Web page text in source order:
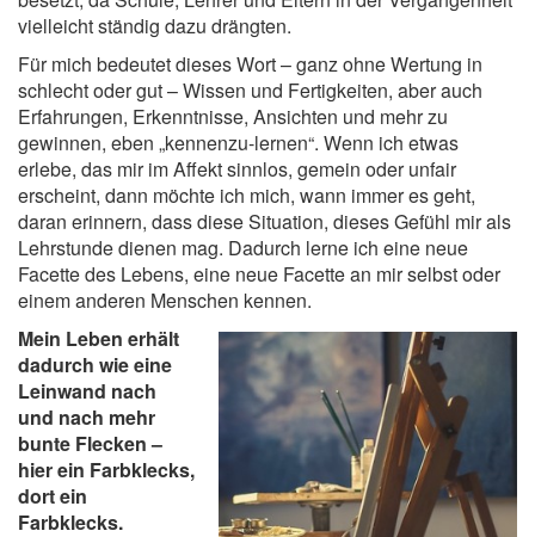
vielleicht ständig dazu drängten.
Für mich bedeutet dieses Wort – ganz ohne Wertung in
schlecht oder gut – Wissen und Fertigkeiten, aber auch
Erfahrungen, Erkenntnisse, Ansichten und mehr zu
gewinnen, eben „kennenzu-lernen“. Wenn ich etwas
erlebe, das mir im Affekt sinnlos, gemein oder unfair
erscheint, dann möchte ich mich, wann immer es geht,
daran erinnern, dass diese Situation, dieses Gefühl mir als
Lehrstunde dienen mag. Dadurch lerne ich eine neue
Facette des Lebens, eine neue Facette an mir selbst oder
einem anderen Menschen kennen.
Mein Leben erhält
dadurch wie eine
Leinwand nach
und nach mehr
bunte Flecken –
hier ein Farbklecks,
dort ein
Farbklecks.